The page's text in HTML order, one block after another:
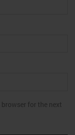
for the next